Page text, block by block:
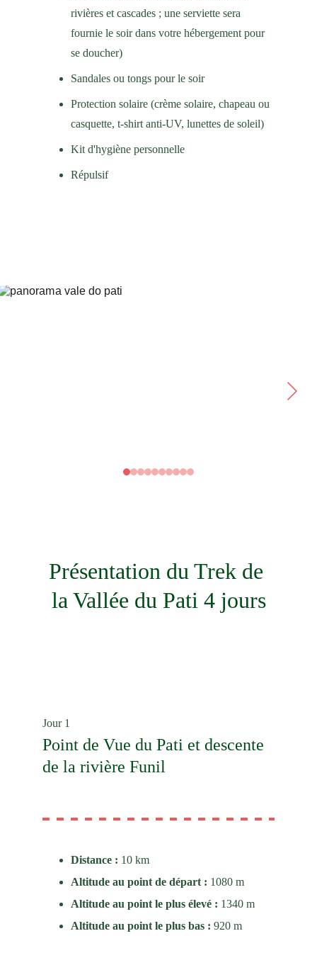
rivières et cascades ; une serviette sera
fournie le soir dans votre hébergement pour
se doucher)
Sandales ou tongs pour le soir
Protection solaire (crème solaire, chapeau ou
casquette, t-shirt anti-UV, lunettes de soleil)
Kit d'hygiène personnelle
Répulsif
Présentation du Trek de
la Vallée du Pati 4 jours
Point de Vue du Pati et descente
de la rivière Funil
Jour 1
Distance : 10 km
Altitude au point de départ : 1080 m
Altitude au point le plus élevé : 1340 m
Altitude au point le plus bas : 920 m